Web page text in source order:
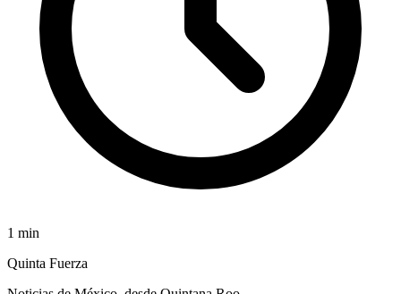
1 min
Quinta Fuerza